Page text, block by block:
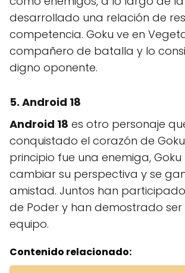
desarrollado una relación de
competencia. Goku ve en
compañero de batalla y lo
digno oponente.
5. Android 18
Android 18 es otro personaje
conquistado el corazón de
principio fue una enemiga,
cambiar su perspectiva y se
amistad. Juntos han
de Poder y han demostrado
equipo.
Contenido relacionado: